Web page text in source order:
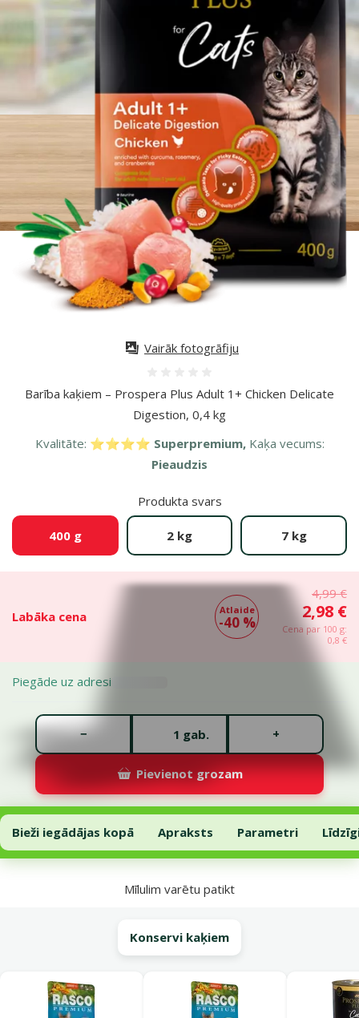
Barība kaķiem – Prospera Plus Adult 1+ Chicken Delicate
Digestion, 0,4 kg
Kvalitāte: ⭐⭐⭐⭐ Superpremium, Kaķa vecums:
Pieaudzis
Produkta svars
400 g 2 kg 7 kg
Labāka cena Atlaide
-40 %
4,99 €
2,98 €
Cena par 100 g:
0,8 €
Piegāde uz adresi
gab.
− +
Pievienot grozam
Vairāk fotogrāfiju
Barība kaķiem – Prospera Plus Adult 1+ Chicken Delicate Digestion,
Pievienot grozam
Bieži iegādājas kopā Apraksts Parametri
Uz lapas sākumu
Mīlulim varētu patikt
Konservi kaķiem